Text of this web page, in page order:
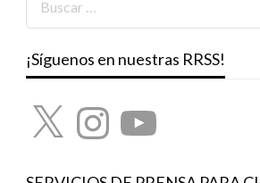
¡Síguenos en nuestras RRSS!
X InstagramYouTube